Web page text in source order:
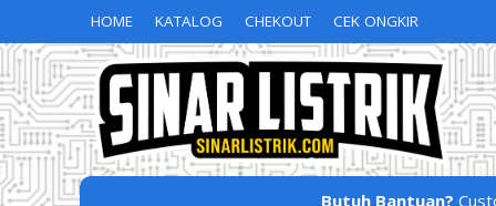
HOME KATALOG CHEKOUT CEK ONGKIR
Butuh Bantuan?